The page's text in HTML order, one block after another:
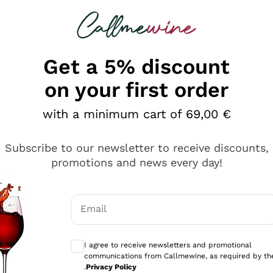
looking for
è male ma secondo me ci sono alternative che
Get a 5% discount
on your first order
with a minimum cart of 69,00 €
Subscribe to our newsletter to receive discounts,
promotions and news every day!
Email
I agree to receive newsletters and promotional
communications from Callmewine, as required by
.Privacy Policy